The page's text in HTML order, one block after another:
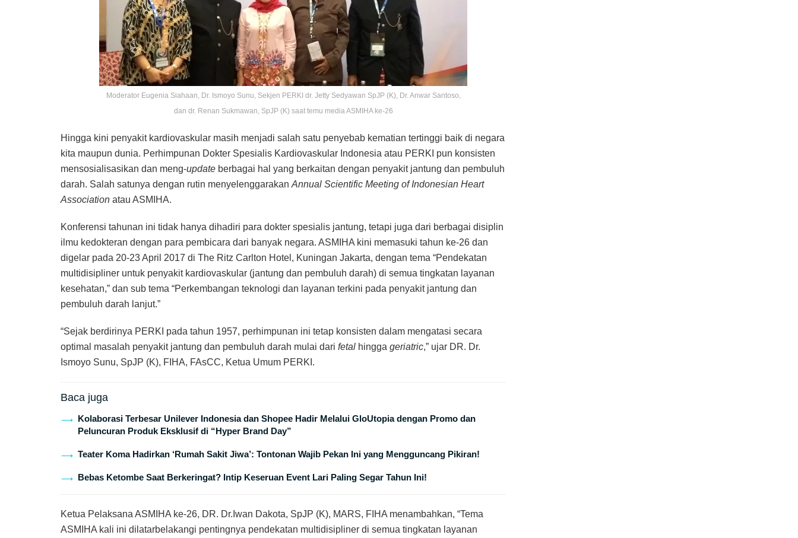
Moderator Eugenia Siahaan, Dr. Ismoyo Sunu, Sekjen PERKI dr. Jetty Sedyawan SpJP (K), Dr. Anwar Santoso,
dan dr. Renan Sukmawan, SpJP (K) saat temu media ASMIHA ke-26
Hingga kini penyakit kardiovaskular masih menjadi salah satu penyebab kematian tertinggi baik di negara
kita maupun dunia. Perhimpunan Dokter Spesialis Kardiovaskular Indonesia atau PERKI pun konsisten
mensosialisasikan dan meng-update berbagai hal yang berkaitan dengan penyakit jantung dan pembuluh
darah. Salah satunya dengan rutin menyelenggarakan Annual Scientific Meeting of Indonesian Heart
Association atau ASMIHA.
Konferensi tahunan ini tidak hanya dihadiri para dokter spesialis jantung, tetapi juga dari berbagai disiplin
ilmu kedokteran dengan para pembicara dari banyak negara. ASMIHA kini memasuki tahun ke-26 dan
digelar pada 20-23 April 2017 di The Ritz Carlton Hotel, Kuningan Jakarta, dengan tema “Pendekatan
multidisipliner untuk penyakit kardiovaskular (jantung dan pembuluh darah) di semua tingkatan layanan
kesehatan,” dan sub tema “Perkembangan teknologi dan layanan terkini pada penyakit jantung dan
pembuluh darah lanjut.”
“Sejak berdirinya PERKI pada tahun 1957, perhimpunan ini tetap konsisten dalam mengatasi secara
optimal masalah penyakit jantung dan pembuluh darah mulai dari fetal hingga geriatric,” ujar DR. Dr.
Ismoyo Sunu, SpJP (K), FIHA, FAsCC, Ketua Umum PERKI.
Baca juga
Kolaborasi Terbesar Unilever Indonesia dan Shopee Hadir Melalui GloUtopia dengan Promo dan
Peluncuran Produk Eksklusif di “Hyper Brand Day”
Teater Koma Hadirkan ‘Rumah Sakit Jiwa’: Tontonan Wajib Pekan Ini yang Mengguncang Pikiran!
Bebas Ketombe Saat Berkeringat? Intip Keseruan Event Lari Paling Segar Tahun Ini!
Ketua Pelaksana ASMIHA ke-26, DR. Dr.Iwan Dakota, SpJP (K), MARS, FIHA menambahkan, “Tema
ASMIHA kali ini dilatarbelakangi pentingnya pendekatan multidisipliner di semua tingkatan layanan